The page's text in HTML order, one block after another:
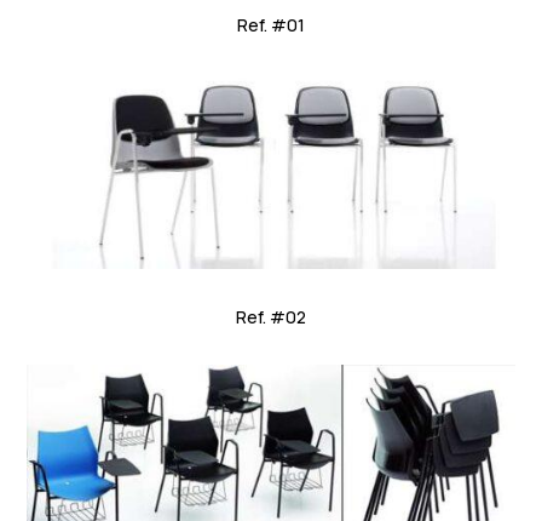
Ref. #01
Ref. #02